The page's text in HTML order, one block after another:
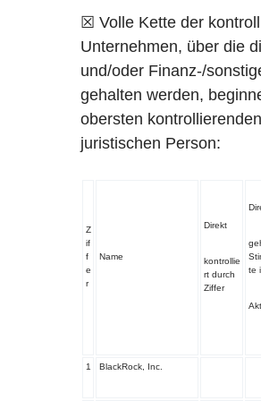
☒ Volle Kette der
Unternehmen, über die
und/oder Finanz-/
gehalten werden,
obersten
juristischen Person:
Z
if
f
e
r
Name
Direkt
kontrollie
rt durch
Ziffer
te
1 BlackRock, Inc.